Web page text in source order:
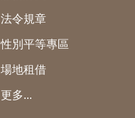
法令規章
性別平等專區
場地租借
更多...